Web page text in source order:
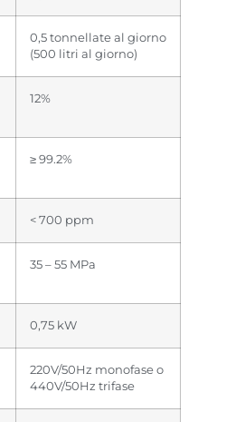
0,5 tonnellate al giorno
(500 litri al giorno)
12%
≥ 99.2%
< 700 ppm
35 – 55 MPa
0,75 kW
220V/50Hz monofase o
440V/50Hz trifase